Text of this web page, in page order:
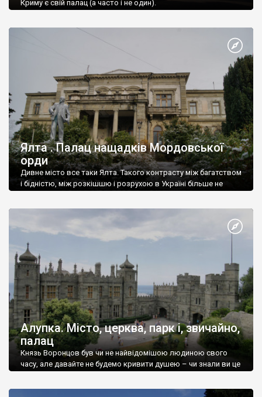
Криму є свій палац (а часто і не один).
Ялта . Палац нащадків Мордовської
орди
Дивне місто все таки Ялта. Такого контрасту між багатством
і бідністю, між розкішшю і розрухою в Україні більше не
Алупка. Місто, церква, парк і, звичайно,
палац
Князь Воронцов був чи не найвідомішою людиною свого
часу, але давайте не будемо кривити душею – чи знали ви це